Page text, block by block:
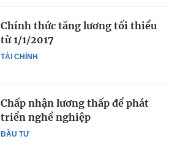
TÀI CHÍNH
Chính thức tăng lương tối thiểu
từ 1/1/2017
ĐẦU TƯ
Chấp nhận lương thấp để phát
triển nghề nghiệp